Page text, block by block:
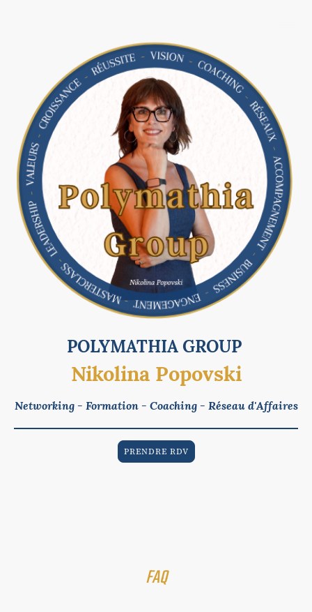
POLYMATHIA GROUP
Nikolina Popovski
Networking - Formation - Coaching - Réseau d'Affaires
PRENDRE RDV
FAQ